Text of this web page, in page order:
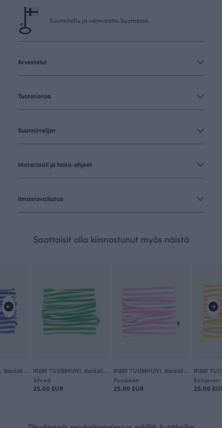
Suunniteltu ja valmistettu Suomessa.
Arvostelut
Tuotetietoa
Suunnittelijat
Materiaali ja hoito-ohjeet
Ilmastovaikutus
Saattaisit olla kiinnostunut myös näistä
RIBBI TUUBIHUIVI, Raidallinen
RIBBI TUUBIHUIVI, Raidallinen
Vihreä
25.00 EUR
RIBBI TUUBIHUIVI, Raidallinen
Punainen
25.00 EUR
Keltainen
25.00